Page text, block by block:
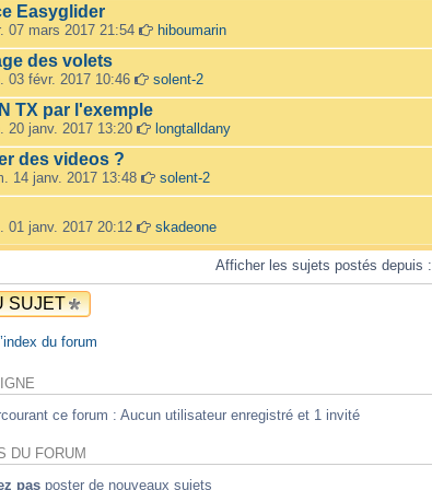
Easyglider
07 mars 2017 21:54 hiboumarin
des volets
03 févr. 2017 10:46 solent-2
TX par l'exemple
20 janv. 2017 13:20 longtalldany
des videos ?
14 janv. 2017 13:48 solent-2
01 janv. 2017 20:12 skadeone
Afficher les sujets postés depuis :
SUJET
du forum
ce forum : Aucun utilisateur enregistré et 1 invité
DU FORUM
pas poster de nouveaux sujets